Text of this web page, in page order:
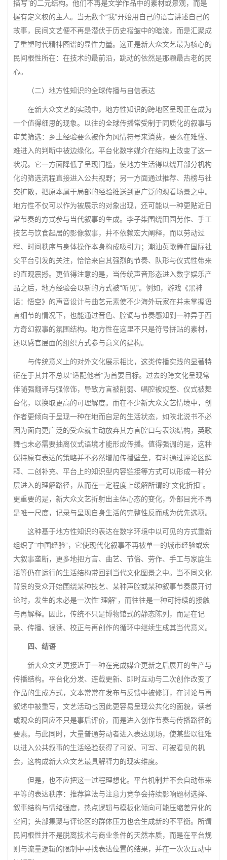
描写”的二元结构。他们不再是文学作品中的素材或景观，而是
握有定义权的主人。当无数个“我”开始用自己的语言讲述自己的
故事，民间文艺便不再是潜伏于历史褶皱中的暗流，而是汇聚成
了重塑时代精神图谱的显性力量。这正是新大众文艺最为核心的
民间根性所在：在技术的最前沿，跳动的依然是那颗最古老的民
心。
（二）地方性知识的全球传播与自信表达
在新大众文艺的实践中，地方性知识的跨地区呈现正在成为
一个值得细思的现象。以往的全球传播常受制于同质化的叙事与
审美筛选：乡土经验要么被作为风情符号来消费，要么在难懂、
难进入的判断中被边缘化。平台化数字媒介在结构上改变了这一
状况。它一方面降低了呈现门槛，使地方生活得以绕开部分机构
化的筛选流程直接进入公共视野；另一方面通过推荐、热榜与社
交扩散，把原本属于局部的经验推送到更广泛的观看场景之中。
地方性不仅可以作为被展示的对象出现，还可能以一种更贴近日
常节奏的方式参与当代叙事的生成。李子柒围绕田园劳作、手工
技艺与饮食起居的影像叙事，并不依赖宏大阐释，而以劳动过
程、时间秩序与身体操作本身构成吸引力；潮汕英歌舞在国际社
交平台引发的关注，恰恰来自其强烈的节奏、队形与仪式性带来
的直观震撼。更值得注意的是，当传统声音形态进入数字娱乐产
品之后，地方经验会以新的方式被“听见”。例如，游戏《黑神
话：悟空》的声音设计与曲艺元素使不少海外玩家在并未掌握语
言细节的情况下，也能通过音色、腔调与节奏感知到一种异于西
方奇幻叙事的氛围结构。地方性在这里不只是符号拼贴的素材，
还以感官层面的组织方式参与意义的建构。
与传统意义上的对外文化展示相比，这类传播实践的显著特
征在于其并不总以“适配他者”为首要目标。过去的跨文化呈现常
伴随强翻译与强修饰，导致方言被削弱、唱腔被规整、仪式被舞
台化，以换取更高的可理解度。而在不少新大众文艺情境中，创
作者更倾向于呈现一种在地而自足的生活状态，如陕北说书不必
因为面向更广泛的受众就主动放弃其方言腔口与表演结构，英歌
舞也未必需要抽离仪式语境才能形成传播。值得强调的是，这种
保持原有表达的策略并不必然增加传播壁垒，有时通过评论区解
释、二创补充、平台上的知识型内容链接等方式可以形成一种分
层进入的理解路径，从而在一定程度上缓解所谓的“文化折扣”。
更重要的是，新大众文艺折射出主体心态的变化，外部目光不再
是唯一尺度，记录与呈现自身生活的完整性反而成为优先选项。
这种基于地方性知识的表达在数字环境中以可见的方式重新
组织了“中国经验”，它使现代化叙事不再被单一的城市经验或宏
大叙事垄断，更多地把方言、曲艺、节俗、劳作、手工与家庭生
活等仍在运行的生活结构带回到当代文化图景之中。当不同文化
背景的受众开始围绕某种技艺、某种声腔或某种叙事节奏展开讨
论时，发生的未必是一次性“理解”，而往往是一种可持续的接触
与再解释。因此，传统不只是博物馆式的静态陈列，而是在记
录、传播、误读、校正与再创作的循环中继续生成其当代意义。
四、结语
新大众文艺更接近于一种在完成媒介更新之后展开的生产与
传播结构。平台化分发、连载更新、即时互动与二次创作改变了
作品的生成方式，文本常常在发布与反馈中被修订，在讨论与再
叙述中被重写，文艺活动也因此更容易呈现公共化的面貌，读者
或观众的回应不只是事后评价，而是进入创作节奏与传播路径的
要素。与此同时，大量普通劳动者进入表达现场，使某些以往难
以进入公共叙事的生活经验获得了可说、可写、可被看见的机
会，这构成新大众文艺最具解释力的现实维度。
但是，也不应把这一过程理想化。平台机制并不会自动带来
平等的表达秩序：推荐算法与注意力竞争会持续影响题材选择、
叙事结构与情绪强度，热点逻辑与模板化倾向可能压缩差异化的
空间；头部集聚与评论区的群体压力也会生成新的不平衡。所谓
民间根性并不是脱离技术与商业条件的天然本质，而是在平台规
则与流量逻辑的限制中寻找表达位置的结果，并在一次次互动中